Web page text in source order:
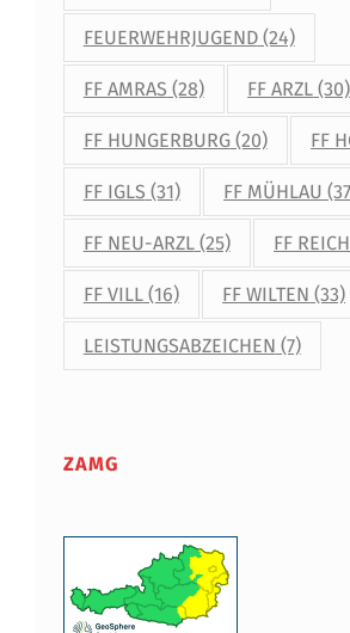
FEUERWEHRJUGEND(24)
FF AMRAS (28) FF ARZL (30)
FF HUNGERBURG(20) FF
FF IGLS (31) FF MÜHLAU
FF NEU-ARZL(25) FF
FF VILL(16) FF WILTEN (33)
LEISTUNGSABZEICHEN (7)
ZAMG